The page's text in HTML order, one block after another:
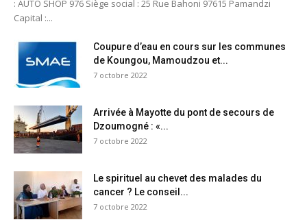
: AUTO SHOP 976 Siège social : 25 Rue Bahoni 97615 Pamandzi
Capital :...
Coupure d’eau en cours sur les communes
de Koungou, Mamoudzou et...
7 octobre 2022
Arrivée à Mayotte du pont de secours de
Dzoumogné : «...
7 octobre 2022
Le spirituel au chevet des malades du
cancer ? Le conseil...
7 octobre 2022